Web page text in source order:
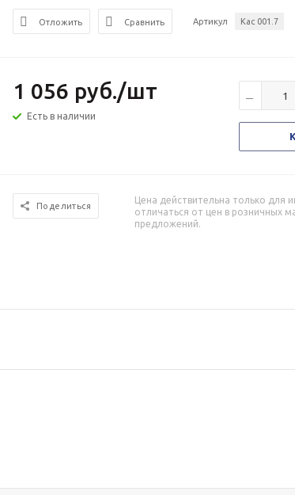
Отложить Сравнить Артикул Кас 001.7
1 056 руб./шт
Есть в наличии
Поделиться
Цена действительна только для
отличаться от цен в розничных
предложений.